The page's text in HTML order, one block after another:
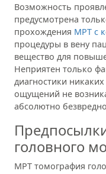
Возможность
предусмотрена
прохождения МРТ с
процедуры в вену
вещество для
Неприятен только
диагностики
ощущений не
абсолютно
головного
МРТ томография